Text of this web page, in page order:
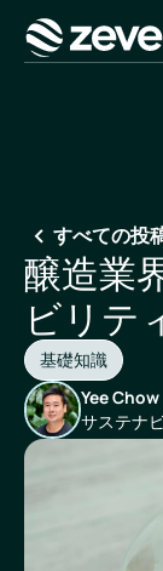
ホーム
すべての投
醸造業
ビリテ
基礎知識
Yee Chow
サステナ